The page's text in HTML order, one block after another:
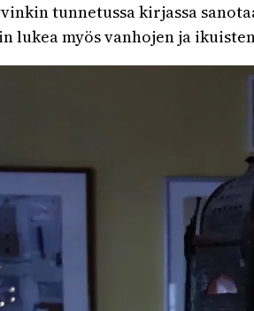
tunnetussa kirjassa
lukea myös vanhojen ja